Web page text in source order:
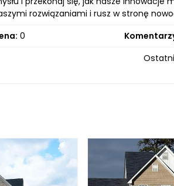
rozwiązaniami i rusz w stronę
0